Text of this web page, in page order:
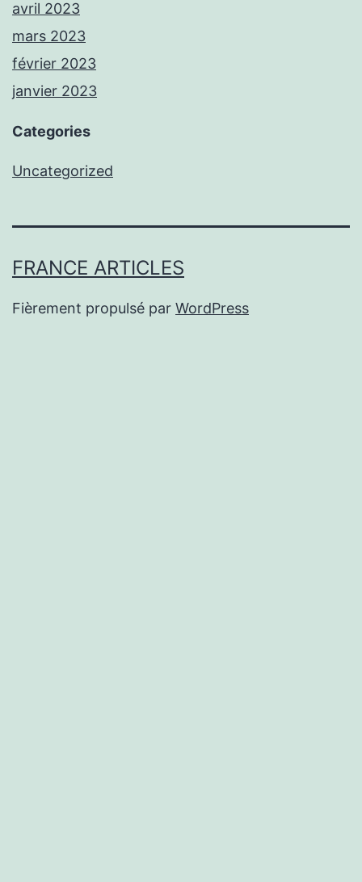
avril 2023
mars 2023
février 2023
janvier 2023
Categories
Uncategorized
FRANCE ARTICLES
Fièrement propulsé par WordPress